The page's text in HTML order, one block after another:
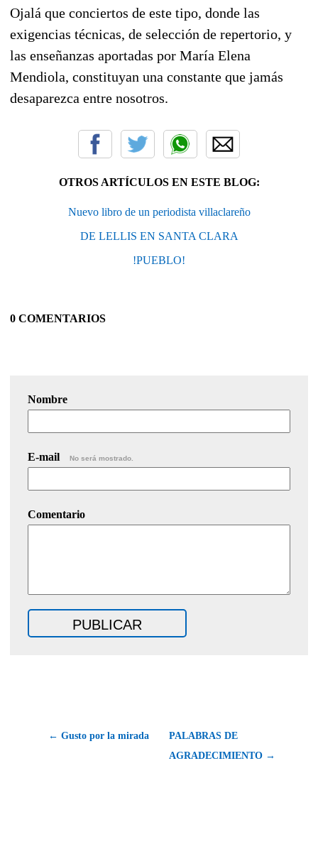
Ojalá que conciertos de este tipo, donde las
exigencias técnicas, de selección de repertorio, y
las enseñanzas aportadas por María Elena
Mendiola, constituyan una constante que jamás
desaparezca entre nosotros.
OTROS ARTÍCULOS EN ESTE BLOG:
Nuevo libro de un periodista villaclareño
DE LELLIS EN SANTA CLARA
!PUEBLO!
0 COMENTARIOS
Nombre
E-mail No será mostrado.
Comentario
← Gusto por la mirada
PALABRAS DE
AGRADECIMIENTO →